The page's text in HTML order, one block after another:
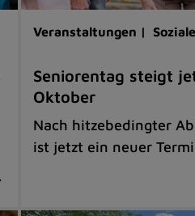
Veranstaltungen |
Seniorentag steigt
Oktober
Nach hitzebedingter
ist jetzt ein neuer